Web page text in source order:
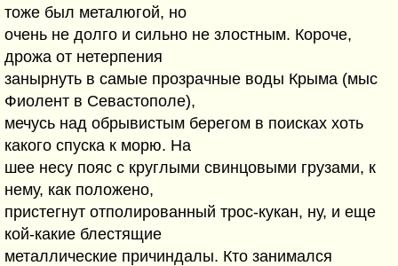
тоже был металюгой, но
очень не долго и сильно не злостным. Короче,
дрожа от нетерпения
занырнуть в самые прозрачные воды Крыма (мыс
Фиолент в Севастополе),
мечусь над обрывистым берегом в поисках хоть
какого спуска к морю. На
шее несу пояс с круглыми свинцовыми грузами, к
нему, как положено,
пристегнут отполированный трос-кукан, ну, и еще
кой-какие блестящие
металлические причиндалы. Кто занимался